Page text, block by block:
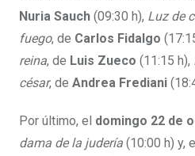
Nuria Sauch (09:30 h), Luz de
fuego, de Carlos Fidalgo
reina, de Luis Zueco (11:15 h),
césar, de Andrea Frediani
Por último, el domingo 22 de
dama de la judería (10:00 h) y,